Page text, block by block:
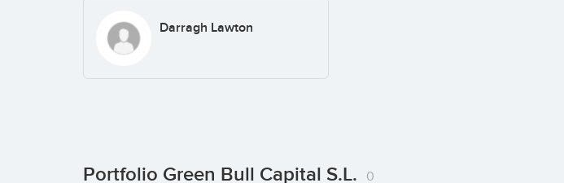
Darragh Lawton
Portfolio Green Bull Capital S.L. 0